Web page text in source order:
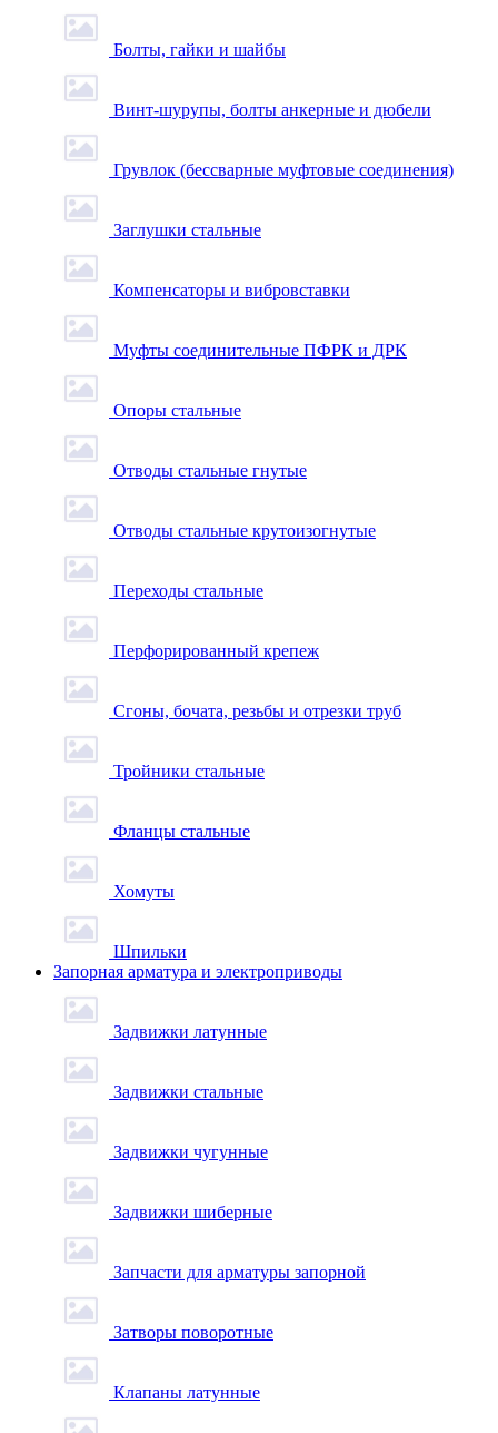
Болты, гайки и шайбы
Винт-шурупы, болты анкерные и дюбели
Грувлок (бессварные муфтовые соединения)
Заглушки стальные
Компенсаторы и вибровставки
Муфты соединительные ПФРК и ДРК
Опоры стальные
Отводы стальные гнутые
Отводы стальные крутоизогнутые
Переходы стальные
Перфорированный крепеж
Сгоны, бочата, резьбы и отрезки труб
Тройники стальные
Фланцы стальные
Хомуты
Шпильки
Запорная арматура и электроприводы
Задвижки латунные
Задвижки стальные
Задвижки чугунные
Задвижки шиберные
Запчасти для арматуры запорной
Затворы поворотные
Клапаны латунные